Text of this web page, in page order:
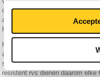
deskundigenrapport van 49
aan beleidsmakers’. Het is dus
Het volledige rapport is gratis te
Het rapport komt o.a. neer op het
aangeduid als ‘niet resistent’ en
spanningscorrosie optreedt.
resistent rvs dienen daarom elke